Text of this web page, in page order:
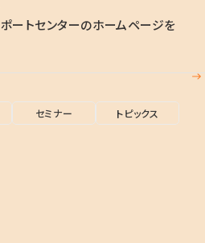
ートセンターのホームページを
セミナー
トピックス